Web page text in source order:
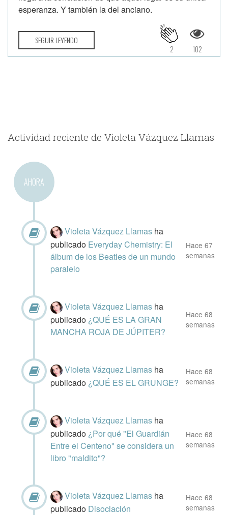
esperanza. Y también la del anciano.
SEGUIR LEYENDO
102
2
Actividad reciente de Violeta Vázquez Llamas
AHORA
Violeta Vázquez Llamas ha
publicado Everyday Chemistry: El
álbum de los Beatles de un mundo
paralelo
Hace 67
semanas
Violeta Vázquez Llamas ha
publicado ¿QUÉ ES LA GRAN
MANCHA ROJA DE JÚPITER?
Hace 68
semanas
Violeta Vázquez Llamas ha
publicado ¿QUÉ ES EL GRUNGE?
Hace 68
semanas
Violeta Vázquez Llamas ha
publicado ¿Por qué "El Guardián
Entre el Centeno" se considera un
libro "maldito"?
Hace 68
semanas
Violeta Vázquez Llamas ha
publicado Disociación
Hace 68
semanas